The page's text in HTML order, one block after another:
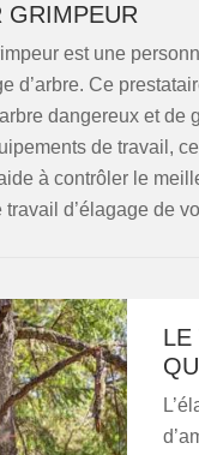
GRIMPEUR
est une
d’arbre. Ce
arbre dangereux et
de travail,
à contrôler le
d’élagage de
LE